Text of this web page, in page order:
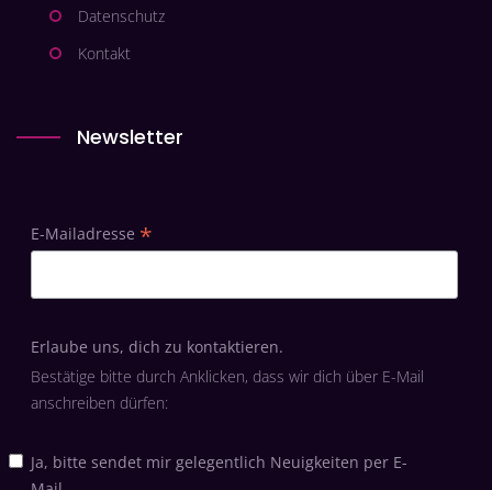
Datenschutz
Kontakt
Newsletter
E-Mailadresse *
Erlaube uns, dich zu kontaktieren.
Bestätige bitte durch Anklicken, dass wir dich über E-Mail
anschreiben dürfen:
Ja, bitte sendet mir gelegentlich Neuigkeiten per E-